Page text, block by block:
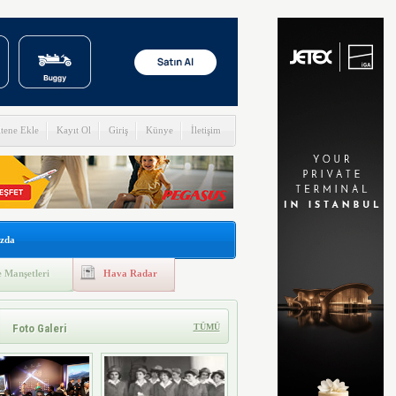
Ekle Kayıt Ol Giriş Künye İletişim
Manşetleri Hava Radar
Foto Galeri TÜMÜ